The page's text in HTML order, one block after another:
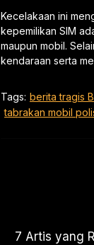
Kecelakaan ini
kepemilikan SIM
maupun mobil.
kendaraan serta
Tags: berita tragis
tabrakan mobil
7 Artis yang